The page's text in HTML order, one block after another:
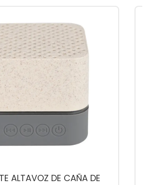
ALTAVOZ DE CAÑA DE